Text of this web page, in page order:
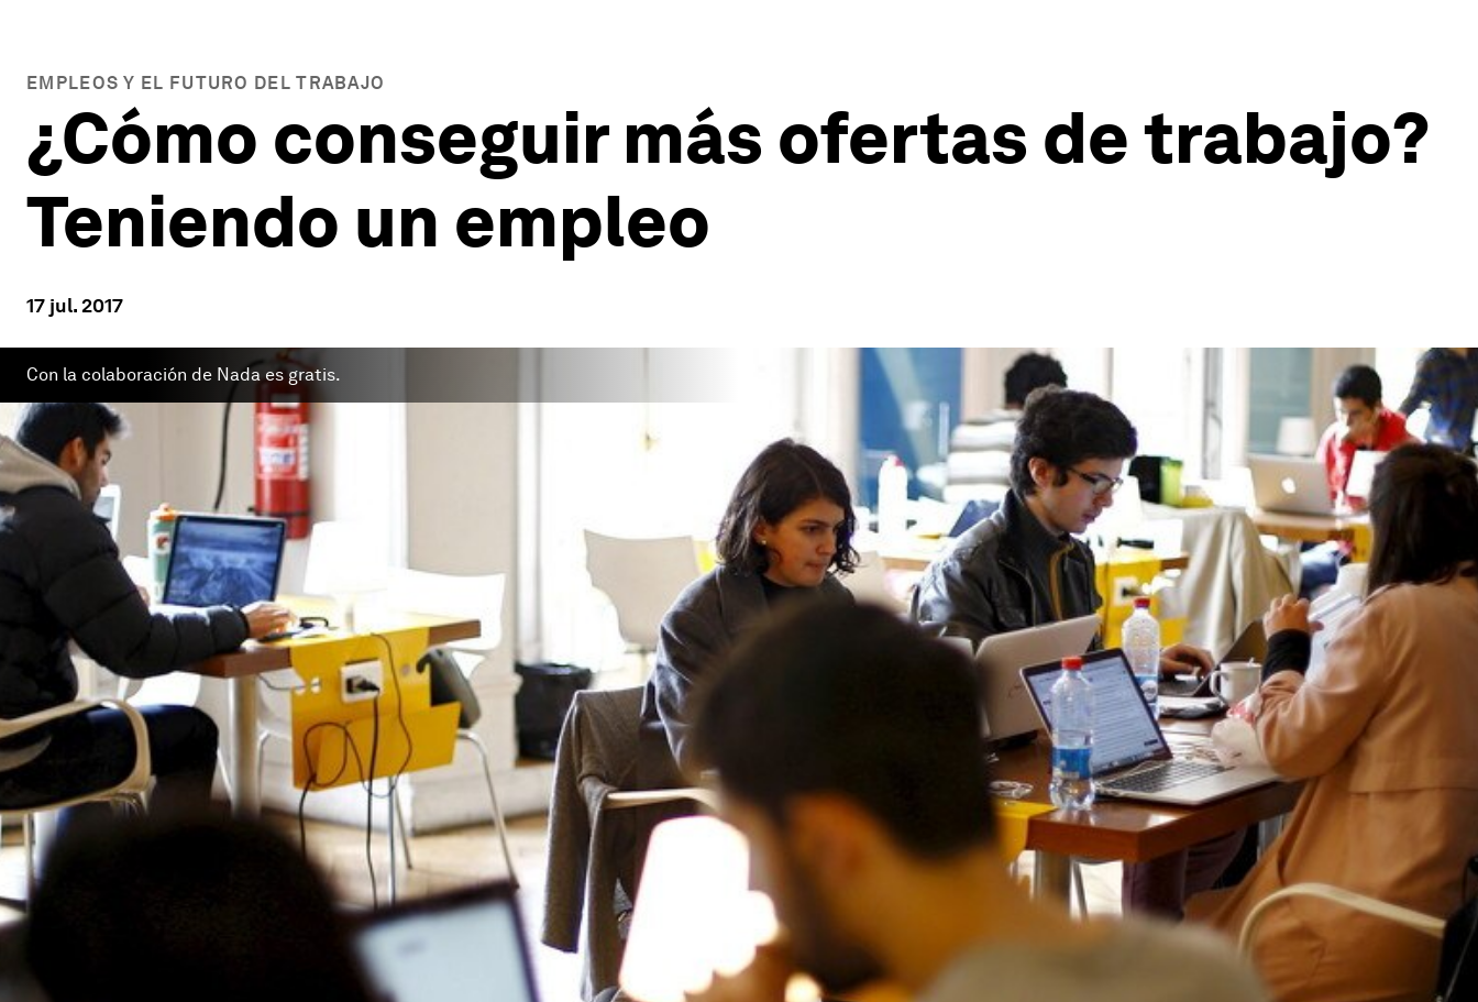
EMPLEOS Y EL FUTURO DEL TRABAJO
¿Cómo conseguir más ofertas de trabajo?
Teniendo un empleo
17 jul. 2017
Con la colaboración de Nada es gratis.